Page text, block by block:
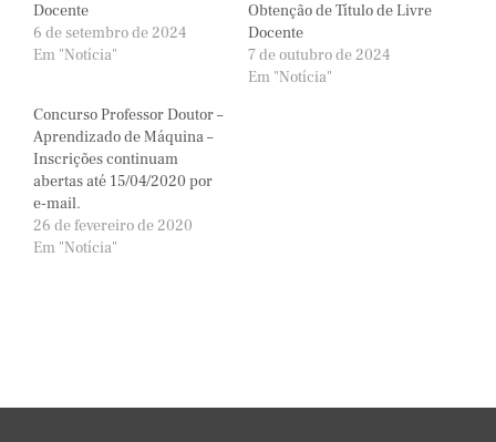
Docente
6 de setembro de 2024
Em "Notícia"
Obtenção de Título de Livre
Docente
7 de outubro de 2024
Em "Notícia"
Concurso Professor Doutor –
Aprendizado de Máquina –
Inscrições continuam
abertas até 15/04/2020 por
e-mail.
26 de fevereiro de 2020
Em "Notícia"